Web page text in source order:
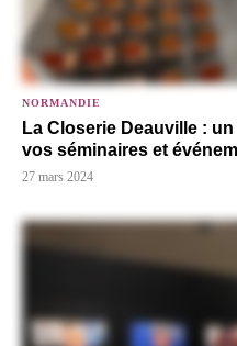
NORMANDIE
La Closerie Deauville :
vos séminaires et
27 mars 2024